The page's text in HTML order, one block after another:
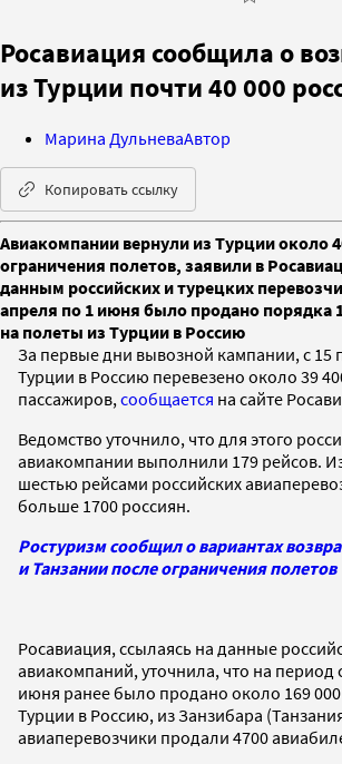
Росавиация сообщила о
из Турции почти 40 000
Марина ДульневаАвтор
Копировать ссылку
Авиакомпании вернули из Турции около
ограничения полетов, заявили в
данным российских и турецких
апреля по 1 июня было продано порядка
на полеты из Турции в Россию
За первые дни вывозной кампании, с 15
Турции в Россию перевезено около 39
пассажиров, сообщается на сайте
Ведомство уточнило, что для этого
авиакомпании выполнили 179 рейсов.
шестью рейсами российских
больше 1700 россиян.
Ростуризм сообщил о вариантах
и Танзании после ограничения полетов
Росавиация, ссылаясь на данные
авиакомпаний, уточнила, что на период
июня ранее было продано около 169
Турции в Россию, из Занзибара
авиаперевозчики продали 4700